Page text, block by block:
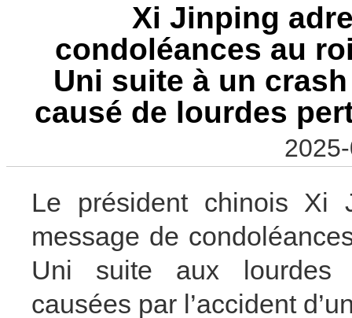
Xi Jinping
condoléances au
Uni suite à un
causé de lourdes
Le président chinois Xi
message de
Uni suite aux lourdes
causées par l’accident